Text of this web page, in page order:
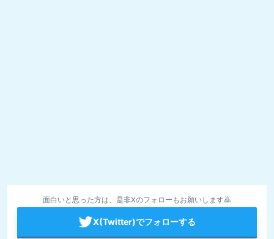
面白いと思った方は、是非Xのフォローもお願いします🙇
X(Twitter)でフォローする